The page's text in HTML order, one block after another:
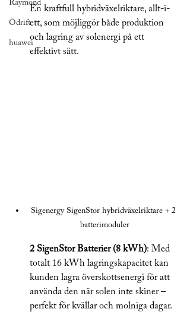
Raymond
Ödrift
huawei
En kraftfull hybridväxelriktare, allt-i-
ett, som möjliggör både produktion
och lagring av solenergi på ett
effektivt sätt.
Sigenergy SigenStor hybridväxelriktare + 2
batterimoduler
2 SigenStor Batterier (8 kWh): Med
totalt 16 kWh lagringskapacitet kan
kunden lagra överskottsenergi för att
använda den när solen inte skiner –
perfekt för kvällar och molniga dagar.